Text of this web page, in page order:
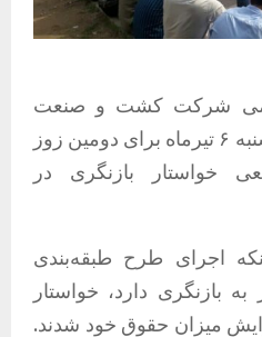
شرکت کشت و صنعت
نیشکر هفت تپه روز سه‌شنبه ۶ تیرماه برای دومین زوز
خواستار بازنگری در
اجرای طرح طبقه‌بندی
بازنگری دارد، خواستار
میزان حقوق خود شدند.